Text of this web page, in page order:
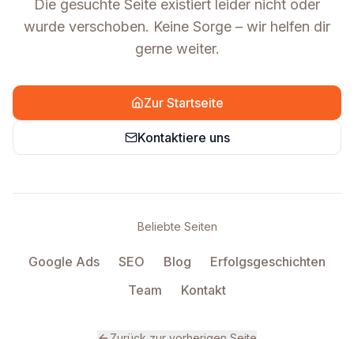
Die gesuchte Seite existiert leider nicht oder
wurde verschoben. Keine Sorge – wir helfen dir
gerne weiter.
Zur Startseite
Kontaktiere uns
Beliebte Seiten
Google Ads SEO Blog
Erfolgsgeschichten
Team
Kontakt